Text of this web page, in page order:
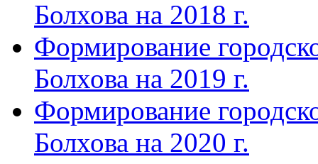
Болхова на 2018 г.
Формирование
Болхова на 2019 г.
Формирование
Болхова на 2020 г.